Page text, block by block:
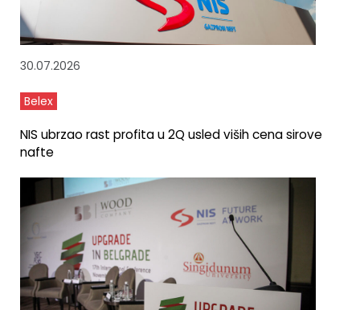
30.07.2026
Belex
NIS ubrzao rast profita u 2Q usled viših cena sirove
nafte